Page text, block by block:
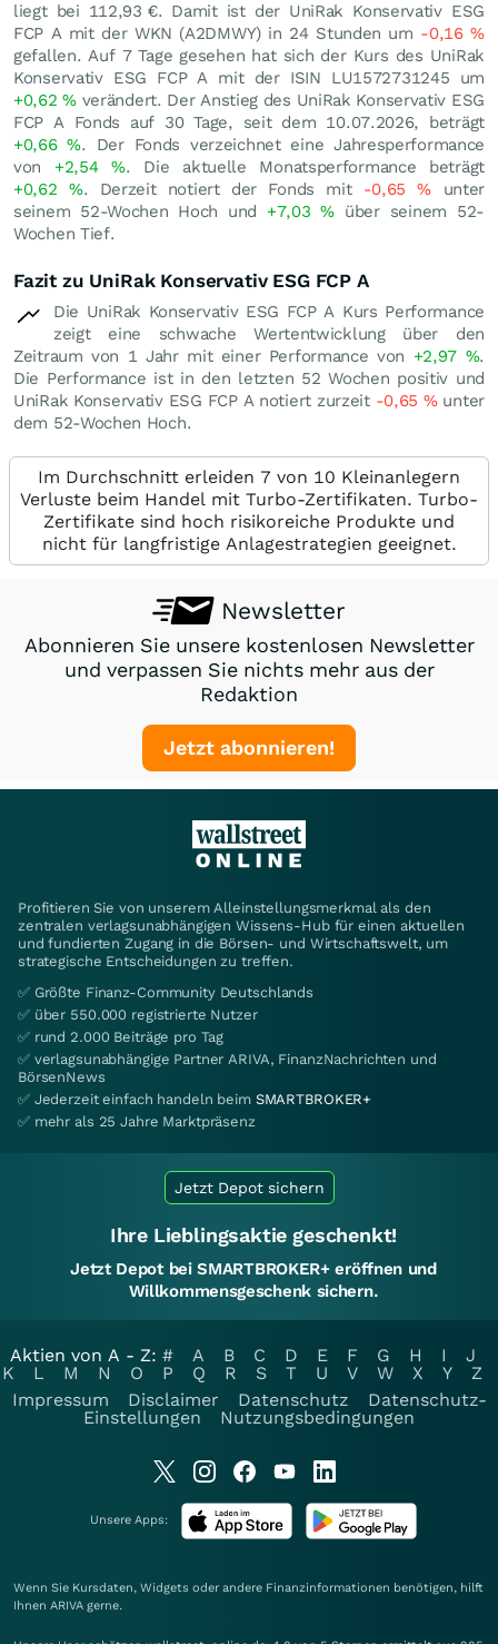
liegt bei 112,93 €. Damit ist der UniRak Konservativ ESG
FCP A mit der WKN (A2DMWY) in 24 Stunden um -0,16%
gefallen. Auf 7 Tage gesehen hat sich der Kurs des UniRak
Konservativ ESG FCP A mit der ISIN LU1572731245 um
+0,62%verändert. Der Anstieg des UniRak Konservativ ESG
FCP A Fonds auf 30 Tage, seit dem 10.07.2026, beträgt
+0,66%. Der Fonds verzeichnet eine Jahresperformance
von +2,54%. Die aktuelle Monatsperformance beträgt
+0,62 %. Derzeit notiert der Fonds mit -0,65% unter
seinem 52-Wochen Hoch und +7,03% über seinem 52-
Wochen Tief.
Fazit zu UniRak Konservativ ESG FCP A
Die UniRak Konservativ ESG FCP A Kurs Performance
zeigt eine schwache Wertentwicklung über den
Zeitraum von 1 Jahr mit einer Performance von +2,97 %.
Die Performance ist in den letzten 52 Wochen positiv und
UniRak Konservativ ESG FCP A notiert zurzeit -0,65 %unter
dem 52-Wochen Hoch.
Im Durchschnitt erleiden 7 von 10 Kleinanlegern
Verluste beim Handel mit Turbo-Zertifikaten. Turbo-
Zertifikate sind hoch risikoreiche Produkte und
nicht für langfristige Anlagestrategien geeignet.
Newsletter
Abonnieren Sie unsere kostenlosen Newsletter
und verpassen Sie nichts mehr aus der
Redaktion
Jetzt abonnieren!
Profitieren Sie von unserem Alleinstellungsmerkmal als den
zentralen verlagsunabhängigen Wissens-Hub für einen aktuellen
und fundierten Zugang in die Börsen- und Wirtschaftswelt, um
strategische Entscheidungen zu treffen.
✅ Größte Finanz-Community Deutschlands
✅ über 550.000 registrierte Nutzer
✅ rund 2.000 Beiträge pro Tag
✅ verlagsunabhängige Partner ARIVA, FinanzNachrichten und
BörsenNews
✅ Jederzeit einfach handeln beim SMARTBROKER+
✅ mehr als 25 Jahre Marktpräsenz
Jetzt Depot sichern
Ihre Lieblingsaktie geschenkt!
Jetzt Depot bei SMARTBROKER+ eröffnen und
Willkommensgeschenk sichern.
Aktien von A - Z: # A B C D E F G H I
J
K
L M N O P Q R S T U V W X Y
Z
Impressum
Disclaimer Datenschutz
Datenschutz-
Einstellungen
Nutzungsbedingungen
Unsere Apps:
Wenn Sie Kursdaten, Widgets oder andere Finanzinformationen benötigen, hilft
Ihnen ARIVA gerne.